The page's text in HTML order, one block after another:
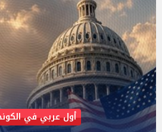
AIPAC رصدت 30 مليون دولار لإضعافه